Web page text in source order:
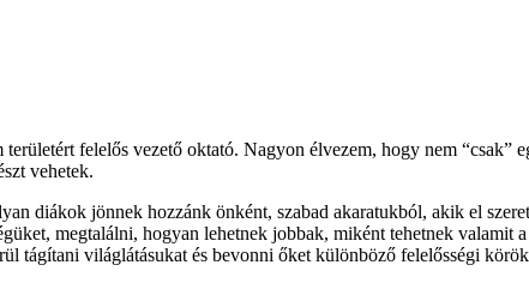
felelős vezető oktató. Nagyon élvezem, hogy nem
vehetek.
diákok jönnek hozzánk önként, szabad akaratukból, akik el
megtalálni, hogyan lehetnek jobbak, miként tehetnek
tágítani világlátásukat és bevonni őket különböző felelősségi